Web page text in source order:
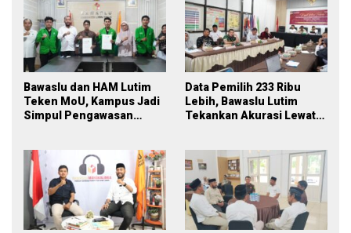
Bawaslu dan HAM Lutim
Teken MoU, Kampus Jadi
Simpul Pengawasan
Data Pemilih 233 Ribu
Lebih, Bawaslu Lutim
Tekankan Akurasi Lewat